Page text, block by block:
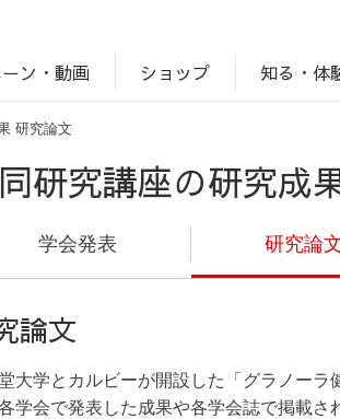
ン・動画 ショップ 知る・体
研究論文
研究講座の研究成
学会発表 研究論
論文
大学とカルビーが開設した「グラノー
学会で発表した成果や各学会誌で掲載さ